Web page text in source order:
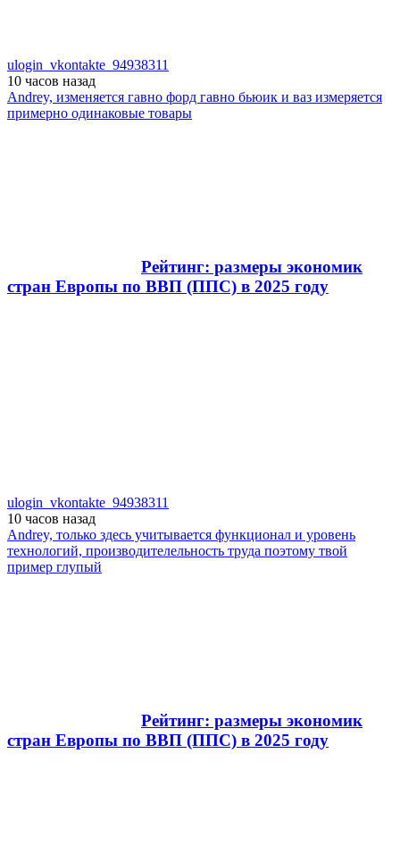
ulogin_vkontakte_94938311
10 часов назад
Andrey, изменяется гавно форд гавно бьюик и ваз измеряется
примерно одинаковые товары
Рейтинг: размеры экономик
стран Европы по ВВП (ППС) в 2025 году
ulogin_vkontakte_94938311
10 часов назад
Andrey, только здесь учитывается функционал и уровень
технологий, производителельность труда поэтому твой
пример глупый
Рейтинг: размеры экономик
стран Европы по ВВП (ППС) в 2025 году